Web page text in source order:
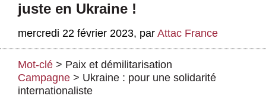
Se mobiliser
Publications
Agenda
Actus et médias
juste en Ukraine !
mercredi 22 février 2023, par Attac France
Mot-clé > Paix et démilitarisation
Campagne > Ukraine : pour une solidarité
internationaliste